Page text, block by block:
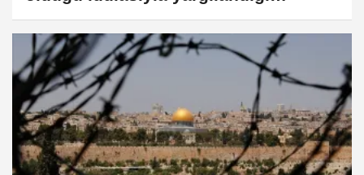
davanın 5. duruşması başladı